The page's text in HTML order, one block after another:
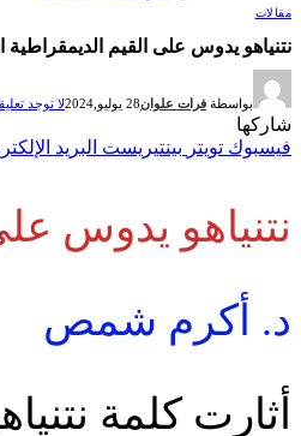
مقالات
نتنياهو يدوس على القيم
بواسطة فرات علوان28 يوليو,2024 لا توجد
شاركها
فيسبوك تويتر بينتيريست البريد
نتنياهو يدوس
د. أكرم شمص
أثارت كلمة